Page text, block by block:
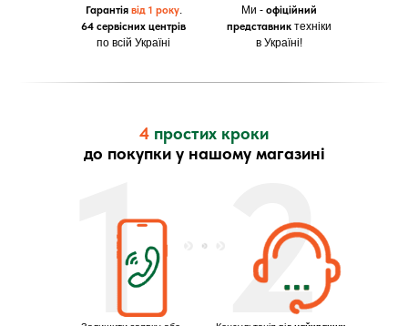
Гарантія від 1 року.
64 сервісних центрів
по всій Україні
Ми - офіційний
представниктехніки
в Україні!
1 2
4 простих кроки
до покупки у нашому магазині